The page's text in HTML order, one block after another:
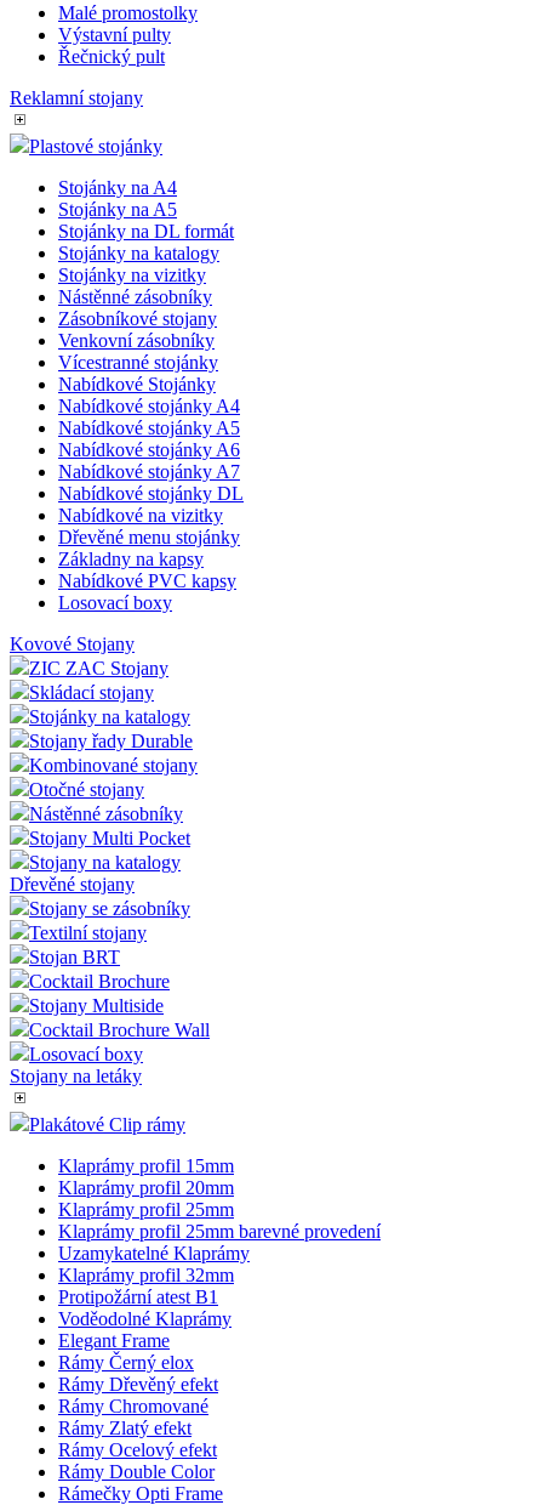
Malé promostolky
Výstavní pulty
Řečnický pult
Reklamní stojany
Plastové stojánky
Stojánky na A4
Stojánky na A5
Stojánky na DL formát
Stojánky na katalogy
Stojánky na vizitky
Nástěnné zásobníky
Zásobníkové stojany
Venkovní zásobníky
Vícestranné stojánky
Nabídkové Stojánky
Nabídkové stojánky A4
Nabídkové stojánky A5
Nabídkové stojánky A6
Nabídkové stojánky A7
Nabídkové stojánky DL
Nabídkové na vizitky
Dřevěné menu stojánky
Základny na kapsy
Nabídkové PVC kapsy
Losovací boxy
Kovové Stojany
ZIC ZAC Stojany
Skládací stojany
Stojánky na katalogy
Stojany řady Durable
Kombinované stojany
Otočné stojany
Nástěnné zásobníky
Stojany Multi Pocket
Stojany na katalogy
Dřevěné stojany
Stojany se zásobníky
Textilní stojany
Stojan BRT
Cocktail Brochure
Stojany Multiside
Cocktail Brochure Wall
Losovací boxy
Stojany na letáky
Plakátové Clip rámy
Klaprámy profil 15mm
Klaprámy profil 20mm
Klaprámy profil 25mm
Klaprámy profil 25mm barevné provedení
Uzamykatelné Klaprámy
Klaprámy profil 32mm
Protipožární atest B1
Voděodolné Klaprámy
Elegant Frame
Rámy Černý elox
Rámy Dřevěný efekt
Rámy Chromované
Rámy Zlatý efekt
Rámy Ocelový efekt
Rámy Double Color
Rámečky Opti Frame